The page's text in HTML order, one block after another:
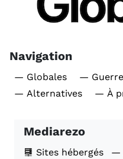
Navigation
— Globales —
— Alternatives
— À
Mediarezo
Sites hébergés
—